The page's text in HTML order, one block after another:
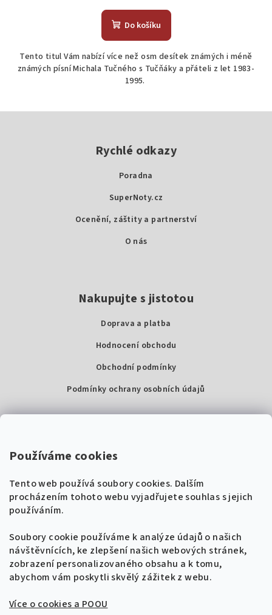
Používáme cookies
Tento web používá soubory cookies. Dalším
procházením tohoto webu vyjadřujete souhlas s jejich
používáním.
Soubory cookie používáme k analýze údajů o našich
návštěvnících, ke zlepšení našich webových stránek,
zobrazení personalizovaného obsahu a k tomu,
abychom vám poskytli skvělý zážitek z webu.
Více o cookies a POOU
Do košíku
Tento titul Vám nabízí více než osm desítek známých i méně
známých písní Michala Tučného s Tučňáky a přáteli z let 1983-
1995.
Rychlé odkazy
Poradna
SuperNoty.cz
Ocenění, záštity a partnerství
O nás
Nakupujte s jistotou
Doprava a platba
Hodnocení obchodu
Obchodní podmínky
Podmínky ochrany osobních údajů
Super Noty, s.r.o.
IČ: 04568672
+420 604 485 792
info@supernoty.cz
V pracovních dnech od 8:00 do 17:00
🎸 Naladíme tě na nové zpěvníky!
Získej tipy, novinky a 10 % slevuna první
objednávku.
Přihlásit se k odběru